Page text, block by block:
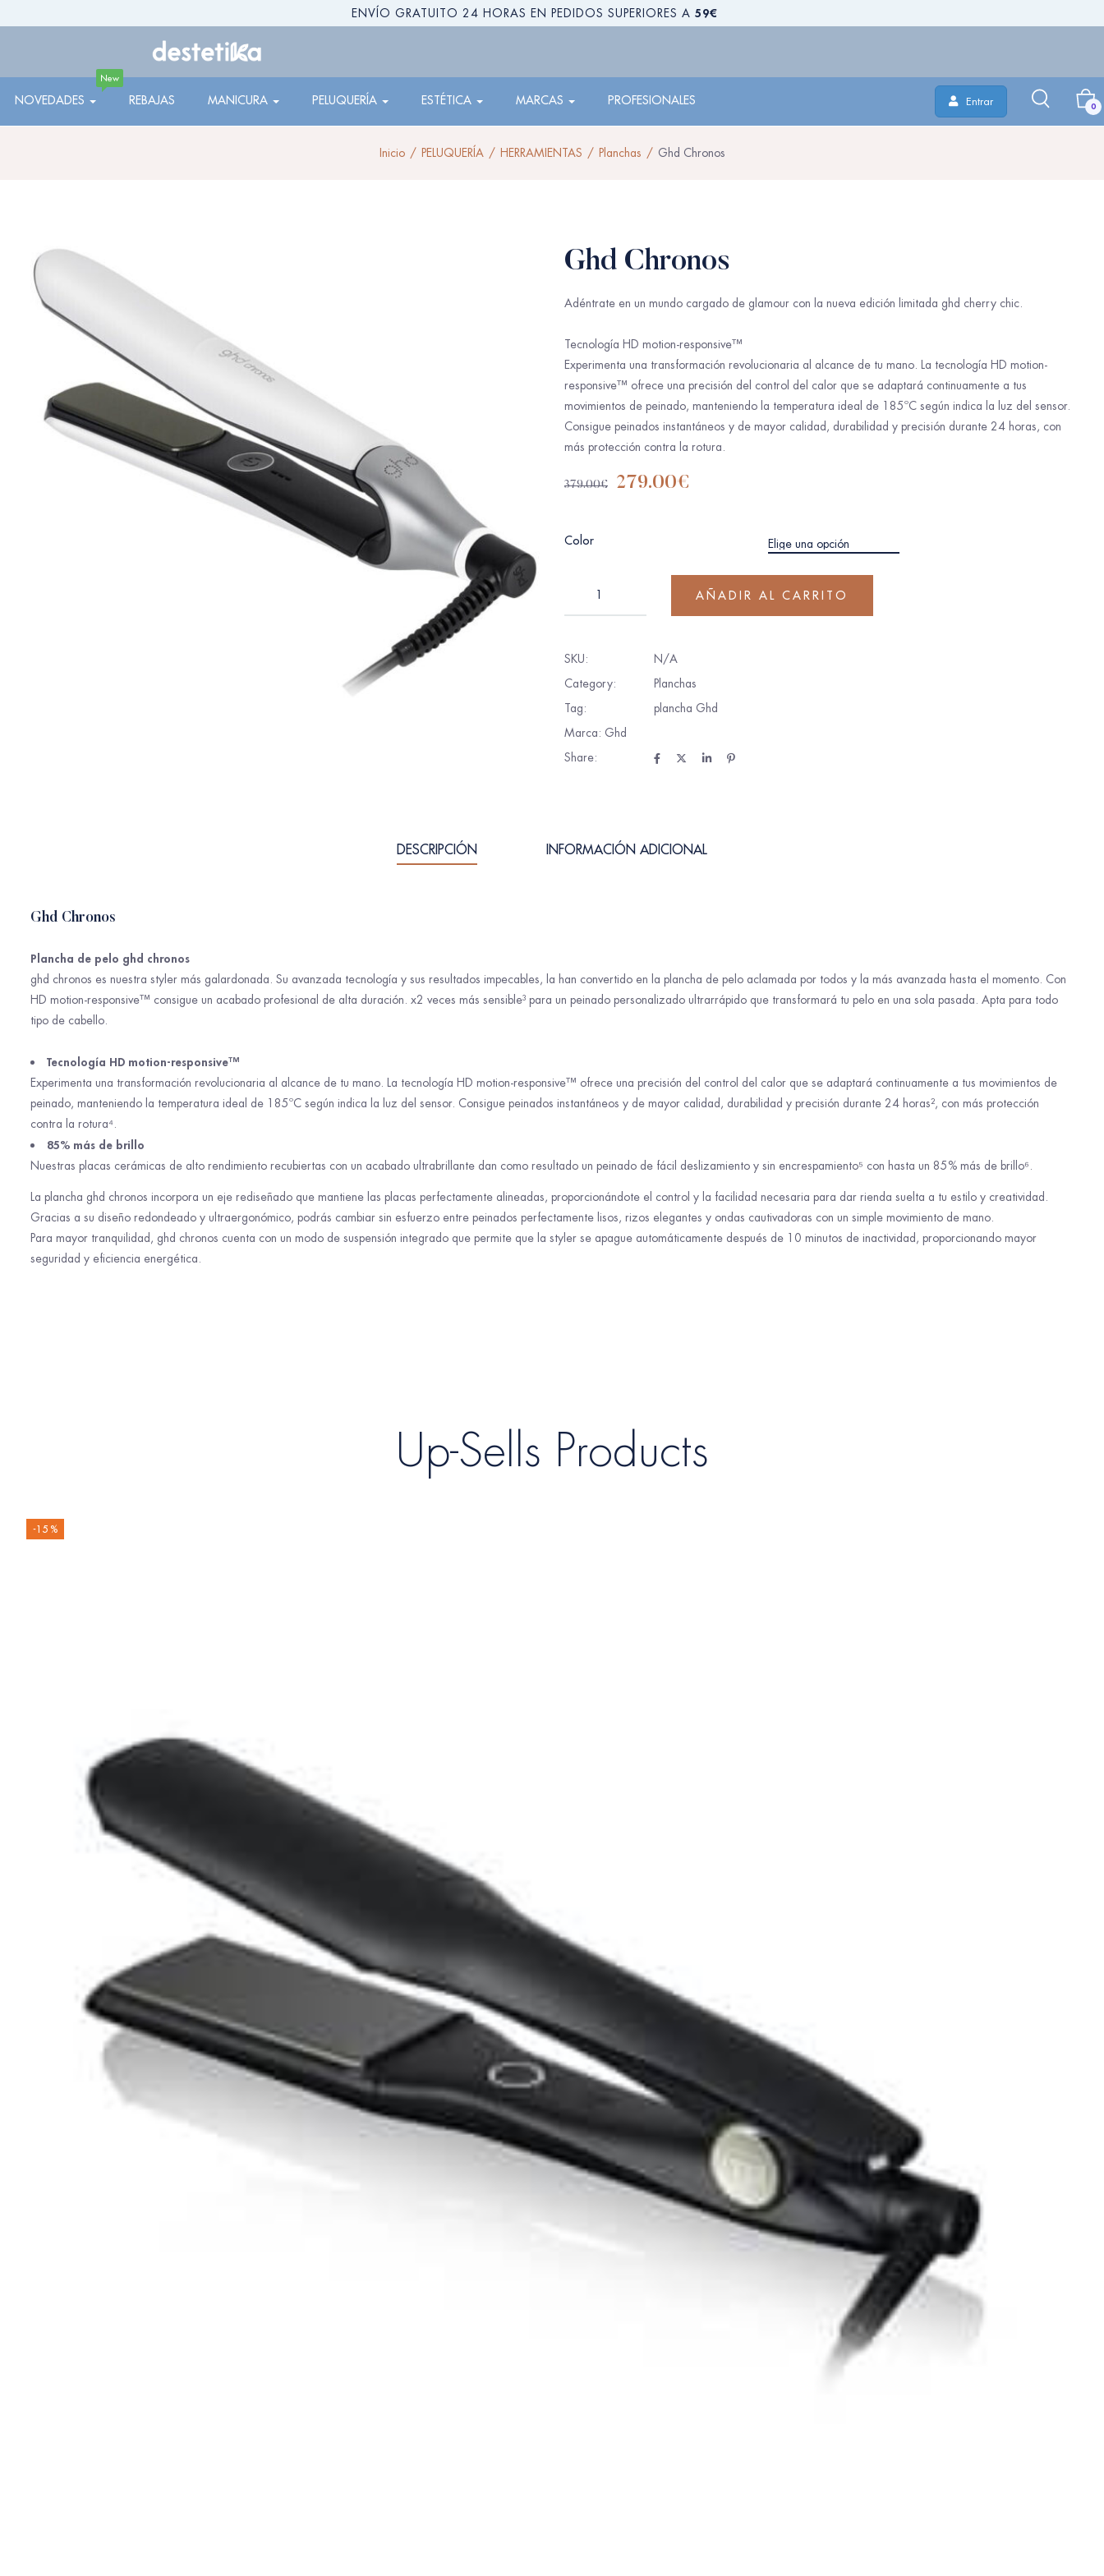
ENVÍO GRATUITO 24 HORAS EN PEDIDOS SUPERIORES A 59€
NOVEDADES
New
REBAJAS MANICURA PELUQUERÍA ESTÉTICA MARCAS PROFESIONALES Entrar 0
Inicio PELUQUERÍA HERRAMIENTAS Planchas Ghd Chronos
Ghd Chronos
Adéntrate en un mundo cargado de glamour con la nueva edición limitada ghd cherry chic.
Tecnología HD motion-responsive™
Experimenta una transformación revolucionaria al alcance de tu mano. La tecnología HD motion-
responsive™ ofrece una precisión del control del calor que se adaptará continuamente a tus
movimientos de peinado, manteniendo la temperatura ideal de 185ºC según indica la luz del sensor.
Consigue peinados instantáneos y de mayor calidad, durabilidad y precisión durante 24 horas, con
más protección contra la rotura.
379.00€ 279.00€
Color
AÑADIR AL CARRITO
SKU:
N/A
Category:
Planchas
Tag:
plancha Ghd
Marca: Ghd
Share:
DESCRIPCIÓN INFORMACIÓN ADICIONAL
Ghd Chronos
Plancha de pelo ghd chronos
ghd chronos es nuestra styler más galardonada. Su avanzada tecnología y sus resultados impecables, la han convertido en la plancha de pelo aclamada por todos y la más avanzada hasta el momento. Con
HD motion-responsive™ consigue un acabado profesional de alta duración. x2 veces más sensible³ para un peinado personalizado ultrarrápido que transformará tu pelo en una sola pasada. Apta para todo
tipo de cabello.
Tecnología HD motion-responsive™
Experimenta una transformación revolucionaria al alcance de tu mano. La tecnología HD motion-responsive™ ofrece una precisión del control del calor que se adaptará continuamente a tus movimientos de
peinado, manteniendo la temperatura ideal de 185ºC según indica la luz del sensor. Consigue peinados instantáneos y de mayor calidad, durabilidad y precisión durante 24 horas², con más protección
contra la rotura⁴.
85% más de brillo
Nuestras placas cerámicas de alto rendimiento recubiertas con un acabado ultrabrillante dan como resultado un peinado de fácil deslizamiento y sin encrespamiento⁵ con hasta un 85% más de brillo⁶.
La plancha ghd chronos incorpora un eje rediseñado que mantiene las placas perfectamente alineadas, proporcionándote el control y la facilidad necesaria para dar rienda suelta a tu estilo y creatividad.
Gracias a su diseño redondeado y ultraergonómico, podrás cambiar sin esfuerzo entre peinados perfectamente lisos, rizos elegantes y ondas cautivadoras con un simple movimiento de mano.
Para mayor tranquilidad, ghd chronos cuenta con un modo de suspensión integrado que permite que la styler se apague automáticamente después de 10 minutos de inactividad, proporcionando mayor
seguridad y eficiencia energética.
Up-Sells Products
-15 %